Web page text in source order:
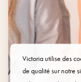
Victoria utilise des
de qualité sur notre